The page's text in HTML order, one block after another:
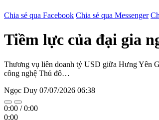
Chia sẻ qua Facebook Chia sẻ qua Messenger
Tiềm lực của đại gia
Thương vụ liên doanh tỷ USD giữa Hưng Yên
công nghệ Thủ đô…
Ngọc Duy 07/07/2026 06:38
0:00 /0:00
0:00